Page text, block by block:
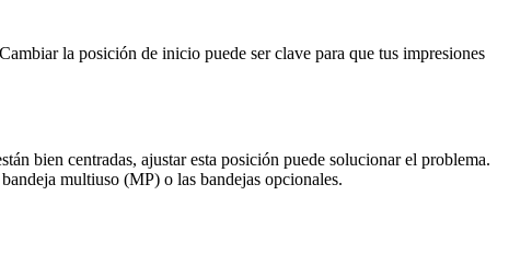
la posición de inicio puede ser clave para que tus impresiones
bien centradas, ajustar esta posición puede solucionar el problema.
multiuso (MP) o las bandejas opcionales.